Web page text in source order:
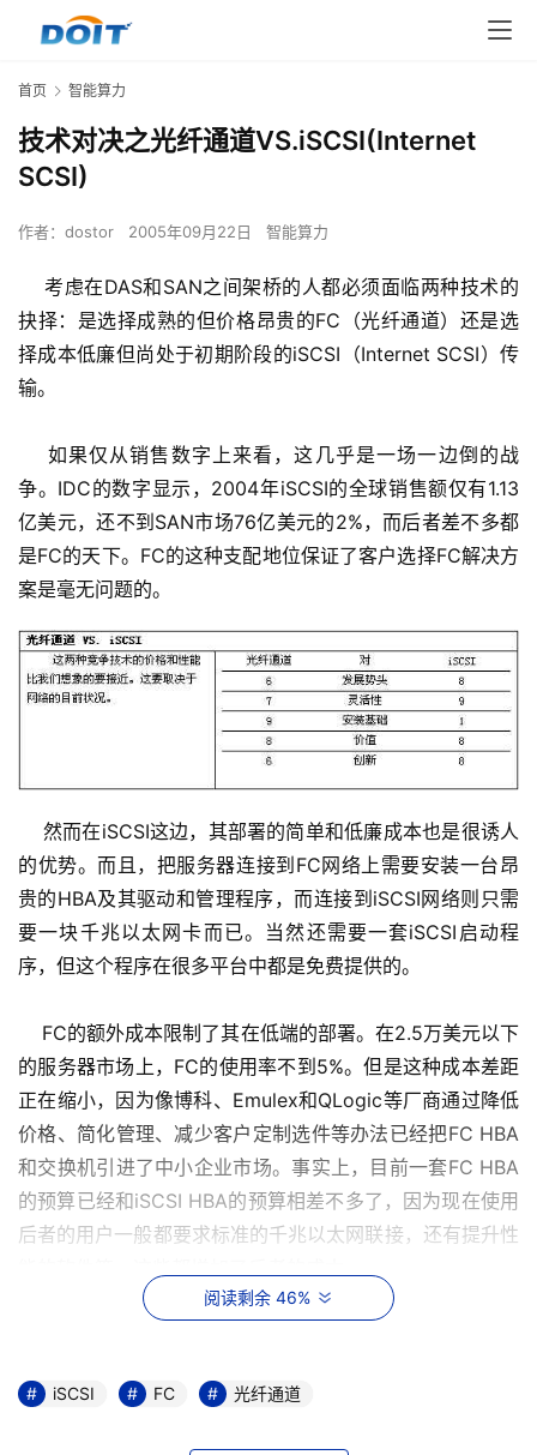
首页 智能算力
技术对决之光纤通道VS.iSCSI(Internet
SCSI)
作者： dostor 2005年09月22日 智能算力
考虑在DAS和SAN之间架桥的人都必须面临两种技术的
抉择：是选择成熟的但价格昂贵的FC（光纤通道）还是选
择成本低廉但尚处于初期阶段的iSCSI（Internet SCSI）传
输。
如果仅从销售数字上来看，这几乎是一场一边倒的战
争。IDC的数字显示，2004年iSCSI的全球销售额仅有1.13
亿美元，还不到SAN市场76亿美元的2%，而后者差不多都
是FC的天下。FC的这种支配地位保证了客户选择FC解决方
案是毫无问题的。
然而在iSCSI这边，其部署的简单和低廉成本也是很诱人
的优势。而且，把服务器连接到FC网络上需要安装一台昂
贵的HBA及其驱动和管理程序，而连接到iSCSI网络则只需
要一块千兆以太网卡而已。当然还需要一套iSCSI启动程
序，但这个程序在很多平台中都是免费提供的。
FC的额外成本限制了其在低端的部署。在2.5万美元以下
的服务器市场上，FC的使用率不到5%。但是这种成本差距
正在缩小，因为像博科、Emulex和QLogic等厂商通过降低
价格、简化管理、减少客户定制选件等办法已经把FC HBA
和交换机引进了中小企业市场。事实上，目前一套FC HBA
的预算已经和iSCSI HBA的预算相差不多了，因为现在使用
后者的用户一般都要求标准的千兆以太网联接，还有提升性
1Gbps。这个速度差距对于端到端的连接来说意义不大，因
阅读剩余 46%
iSCSI FC 光纤通道